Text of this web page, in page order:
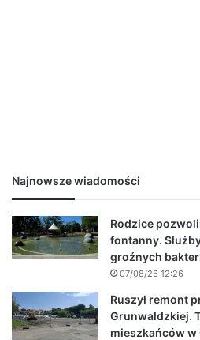
Najnowsze wiadomości
Rodzice
fontanny.
groźnych
07/08/26 12:26
Ruszył remont
Grunwaldzkiej.
mieszkańców w